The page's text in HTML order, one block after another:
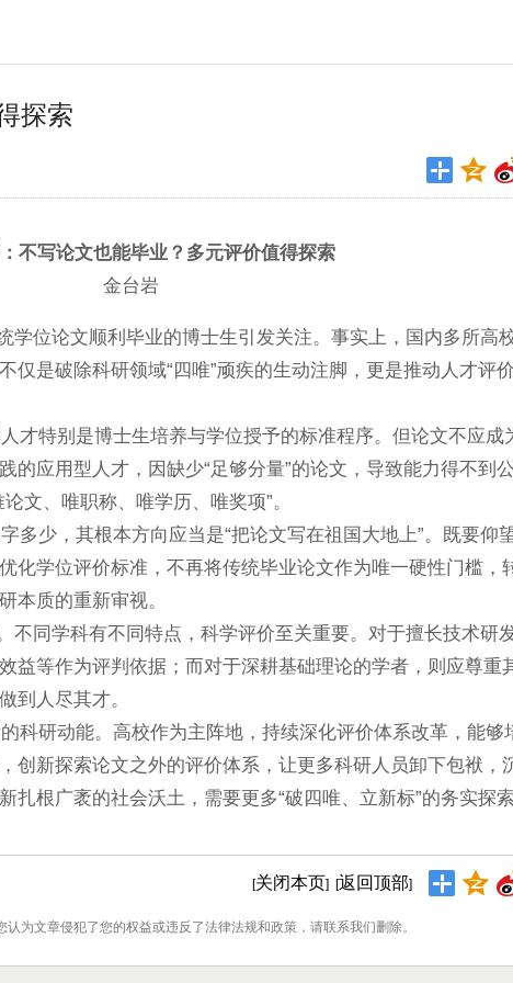
探索
不写论文也能毕业？多元评价值得探索
金台岩
位论文顺利毕业的博士生引发关注。事实上，国内多所高
仅是破除科研领域“四唯”顽疾的生动注脚，更是推动人才评
特别是博士生培养与学位授予的标准程序。但论文不应成
的应用型人才，因缺少“足够分量”的论文，导致能力得不到
文、唯职称、唯学历、唯奖项”。
少，其根本方向应当是“把论文写在祖国大地上”。既要仰
化学位评价标准，不再将传统毕业论文作为唯一硬性门槛，
本质的重新审视。
同学科有不同特点，科学评价至关重要。对于擅长技术研
益等作为评判依据；而对于深耕基础理论的学者，则应尊重
到人尽其才。
研动能。高校作为主阵地，持续深化评价体系改革，能够
创新探索论文之外的评价体系，让更多科研人员卸下包袱，
根广袤的社会沃土，需要更多“破四唯、立新标”的务实探索
[关闭本页] [返回顶部]
为文章侵犯了您的权益或违反了法律法规和政策，请联系我们删除。